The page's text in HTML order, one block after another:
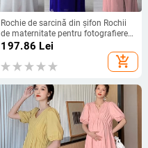
Rochie de sarcină din șifon Rochii
de maternitate pentru fotografiere
Fotografie Prop Rochie maxi sexy
Rochii pentru haine pentru femei
însărcinate
197.86 Lei
add_shopping_cart